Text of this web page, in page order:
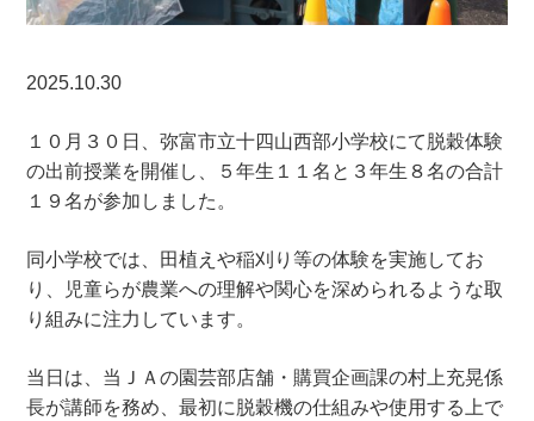
2025.10.30
１０月３０日、弥富市立十四山西部小学校にて脱穀体験
の出前授業を開催し、５年生１１名と３年生８名の合計
１９名が参加しました。
同小学校では、田植えや稲刈り等の体験を実施してお
り、児童らが農業への理解や関心を深められるような取
り組みに注力しています。
当日は、当ＪＡの園芸部店舗・購買企画課の村上充晃係
長が講師を務め、最初に脱穀機の仕組みや使用する上で